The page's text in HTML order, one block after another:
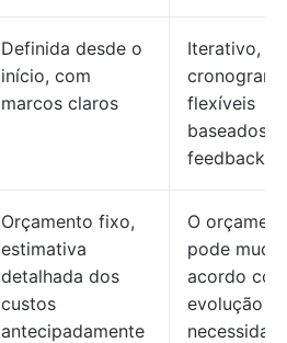
Definida desde o
início, com
marcos claros
Iterativo,
flexíveis
baseados
feedback
Orçamento fixo,
estimativa
detalhada dos
custos
antecipadamente
O
pode
acordo
evolução